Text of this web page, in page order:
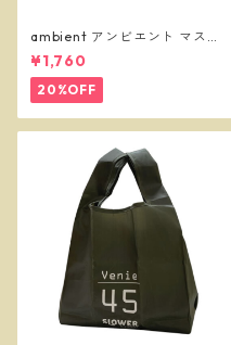
ambient アンビエント マスク
ケース ベージュ
¥1,760
20%OFF